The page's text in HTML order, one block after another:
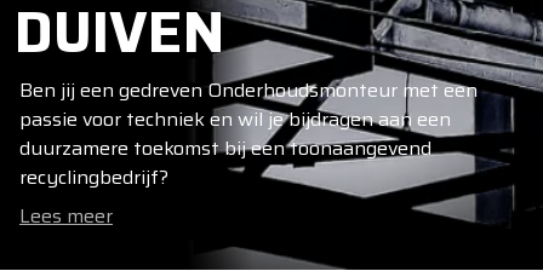
DUIVEN
Ben jij een gedreven Onderhoudsmonteur met een
passie voor techniek en wil je bijdragen aan een
duurzamere toekomst bij een toonaangevend
recyclingbedrijf?
Lees meer